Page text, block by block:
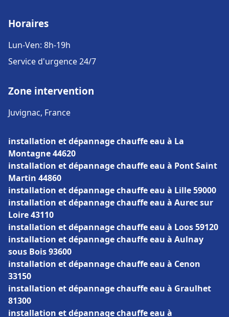
Horaires
Lun-Ven: 8h-19h
Service d'urgence 24/7
Zone intervention
Juvignac, France
installation et dépannage chauffe eau à La
Montagne 44620
installation et dépannage chauffe eau à Pont Saint
Martin 44860
installation et dépannage chauffe eau à Lille 59000
installation et dépannage chauffe eau à Aurec sur
Loire 43110
installation et dépannage chauffe eau à Loos 59120
installation et dépannage chauffe eau à Aulnay
sous Bois 93600
installation et dépannage chauffe eau à Cenon
33150
installation et dépannage chauffe eau à Graulhet
81300
installation et dépannage chauffe eau à